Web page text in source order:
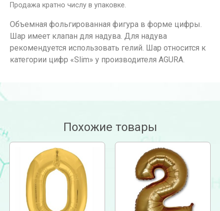
Продажа кратно числу в упаковке.
Объемная фольгированная фигура в форме цифры.
Шар имеет клапан для надува. Для надува
рекомендуется использовать гелий. Шар относится к
категории цифр «Slim» у производителя AGURA.
Похожие товары